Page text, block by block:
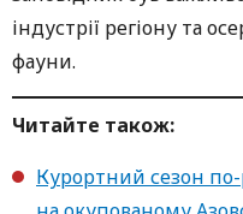
індустрії регіону та
фауни.
Читайте також:
Курортний сезон по-